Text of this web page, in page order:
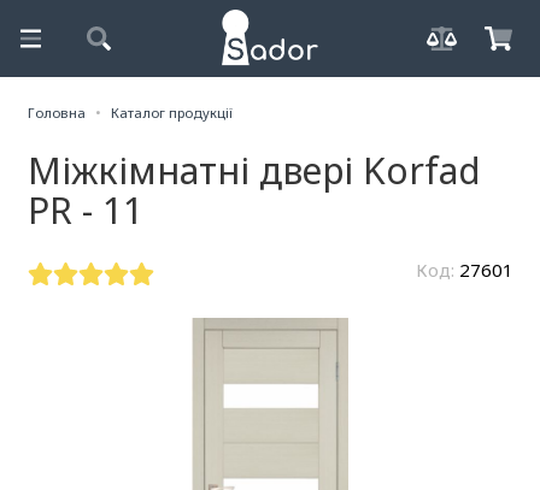
Головна Каталог продукції
Міжкімнатні двері Korfad
PR - 11
Код: 27601